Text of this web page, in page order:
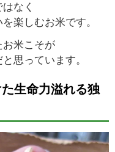
なく
楽しむお米です。
お米こそが
思っています。
生命力溢れる独